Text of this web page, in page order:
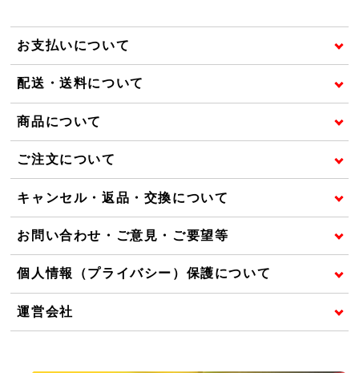
お支払いについて
配送・送料について
商品について
ご注文について
キャンセル・返品・交換について
お問い合わせ・ご意見・ご要望等
個人情報（プライバシー）保護について
運営会社